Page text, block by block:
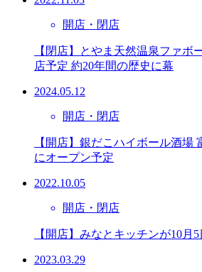
開店・閉店
【閉店】とやま天然温泉ファボ
店予定 約20年間の歴史に幕
2024.05.12
開店・閉店
【開店】銀だこハイボール酒場
にオープン予定
2022.10.05
開店・閉店
【開店】みなとキッチンが10月
2023.03.29